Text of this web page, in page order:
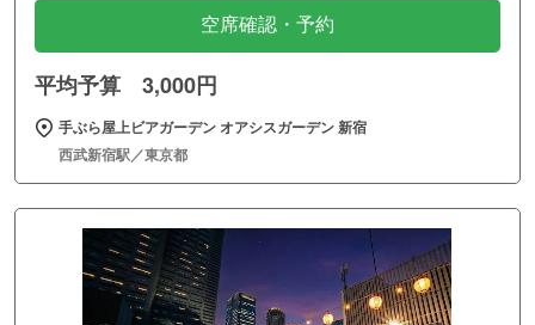
空席確認・予約
平均予算 3,000円
手ぶら屋上ビアガーデン オアシスガーデン 新宿
西武新宿駅／東京都